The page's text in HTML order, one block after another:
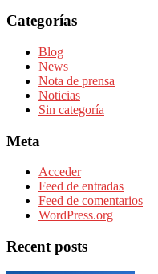
Categorías
Blog
News
Nota de prensa
Noticias
Sin categoría
Meta
Acceder
Feed de entradas
Feed de comentarios
WordPress.org
Recent posts